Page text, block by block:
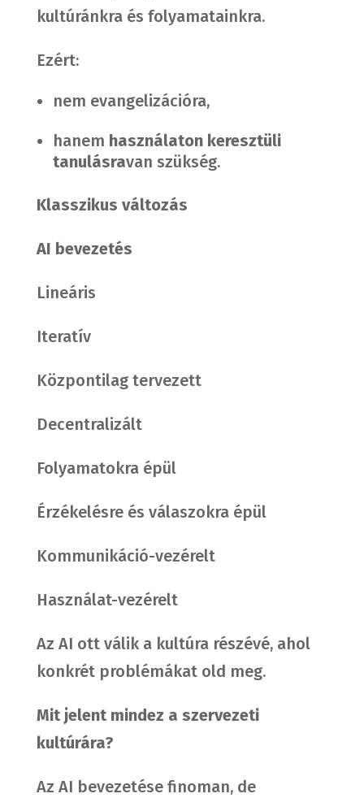
kultúránkra és folyamatainkra.
Ezért:
nem evangelizációra,
hanem használaton keresztüli
tanulásravan szükség.
Klasszikus változás
AI bevezetés
Lineáris
Iteratív
Központilag tervezett
Decentralizált
Folyamatokra épül
Érzékelésre és válaszokra épül
Kommunikáció-vezérelt
Használat-vezérelt
Az AI ott válik a kultúra részévé, ahol
konkrét problémákat old meg.
Mit jelent mindez a szervezeti
kultúrára?
Az AI bevezetése finoman, de